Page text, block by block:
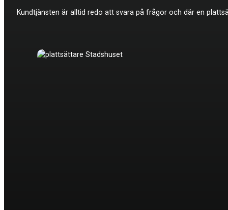
Kundtjänsten är alltid redo att svara på frågor och där en